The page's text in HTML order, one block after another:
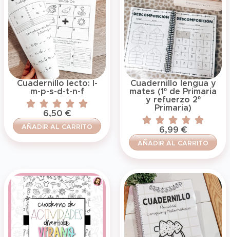
Cuadernillo lecto: l-
m-p-s-d-t-n-f
6,50 €
AÑADIR AL CARRITO
Cuadernillo lengua y
mates (1º de Primaria
y refuerzo 2º
Primaria)
6,99 €
AÑADIR AL CARRITO